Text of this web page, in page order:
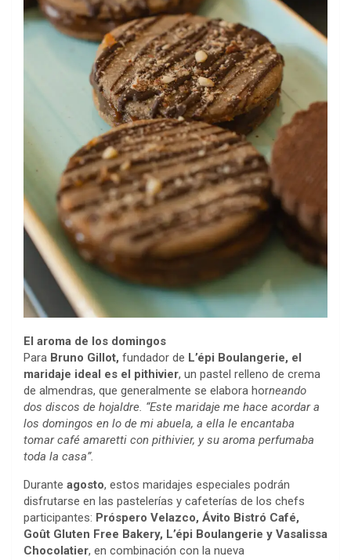
El aroma de los domingos
Para Bruno Gillot, fundador de L’épi Boulangerie, el
maridaje ideal es el pithivier, un pastel relleno de crema
de almendras, que generalmente se elabora horneando
dos discos de hojaldre. “Este maridaje me hace acordar a
los domingos en lo de mi abuela, a ella le encantaba
tomar café amaretti con pithivier, y su aroma perfumaba
toda la casa”.
Durante agosto, estos maridajes especiales podrán
disfrutarse en las pastelerías y cafeterías de los chefs
participantes: Próspero Velazco, Ávito Bistró Café,
Goût Gluten Free Bakery, L’épi Boulangerie y Vasalissa
Chocolatier, en combinación con la nueva